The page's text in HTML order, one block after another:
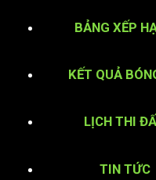
BẢNG XẾP
KẾT QUẢ
LỊCH THI
TIN TỨC